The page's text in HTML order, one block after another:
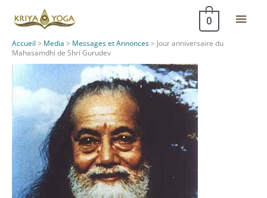
0
Accueil > Media > Messages et Annonces> Jour anniversaire du
Mahasamdhi de Shri Gurudev